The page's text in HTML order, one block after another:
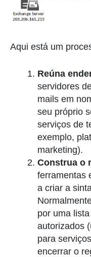
Aqui está um
Reúna
servidores
mails em
seu próprio
serviços de
exemplo,
marketing).
Construa o
ferramentas
a criar a
por uma
autorizados
para
encerrar o